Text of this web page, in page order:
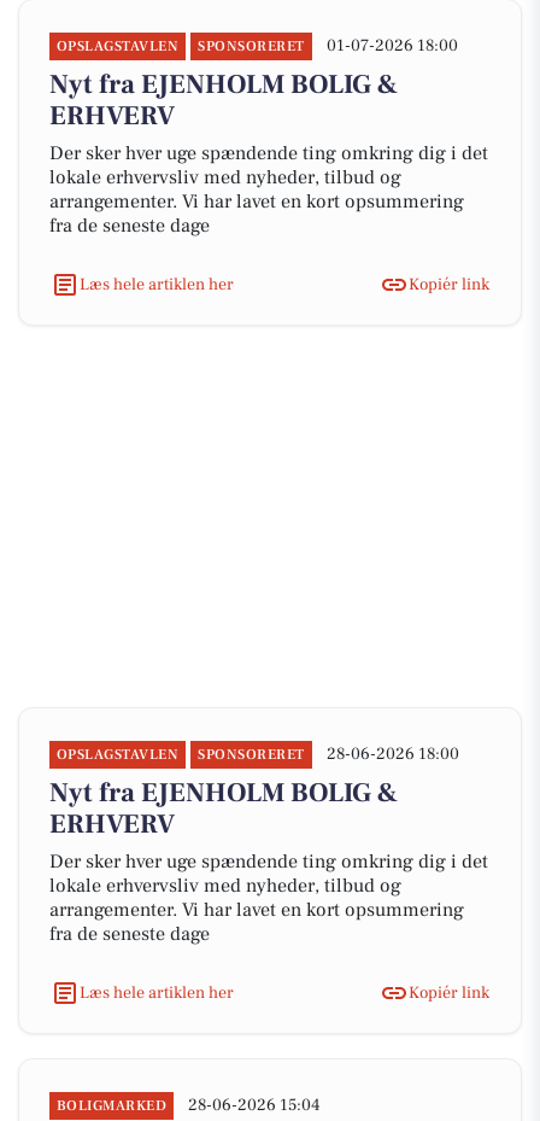
OPSLAGSTAVLEN SPONSORERET 01-07-2026 18:00
Nyt fra EJENHOLM BOLIG &
ERHVERV
Der sker hver uge spændende ting omkring dig i det
lokale erhvervsliv med nyheder, tilbud og
arrangementer. Vi har lavet en kort opsummering
fra de seneste dage
Læs hele artiklen her Kopiér link
OPSLAGSTAVLEN SPONSORERET 28-06-2026 18:00
Nyt fra EJENHOLM BOLIG &
ERHVERV
Der sker hver uge spændende ting omkring dig i det
lokale erhvervsliv med nyheder, tilbud og
arrangementer. Vi har lavet en kort opsummering
fra de seneste dage
Læs hele artiklen her Kopiér link
BOLIGMARKED 28-06-2026 15:04